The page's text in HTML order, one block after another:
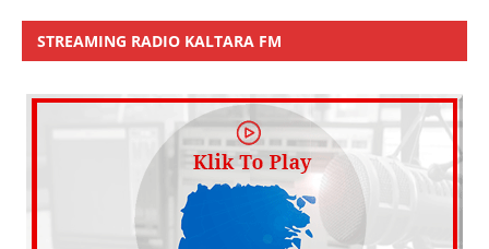
STREAMING RADIO KALTARA FM